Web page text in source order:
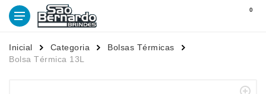
0
Inicial Categoria
Bolsas Térmicas
Bolsa Térmica 13L